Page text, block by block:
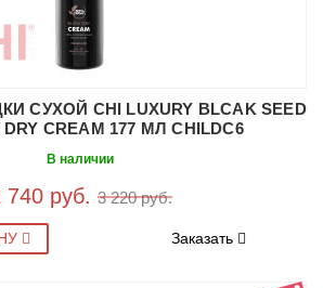
СУХОЙ CHI LUXURY BLCAK SEED
CREAM 177 МЛ CHILDC6
В наличии
740 руб. 3 220 руб.
Заказать